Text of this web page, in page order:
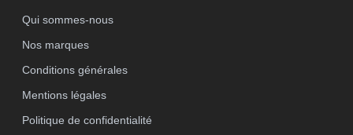
Qui sommes-nous
Nos marques
Conditions générales
Mentions légales
Politique de confidentialité